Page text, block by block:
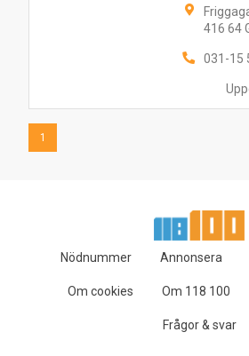
416 64
031-15
1
Nödnummer Annonsera
Om cookies Om 118 100
Frågor & svar